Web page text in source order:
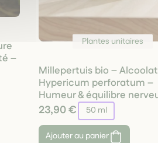
–
Plantes unitaires
Millepertuis bio –
Hypericum perforatum –
Humeur & équilibre
23,90 € 50 ml
Ajouter au panier